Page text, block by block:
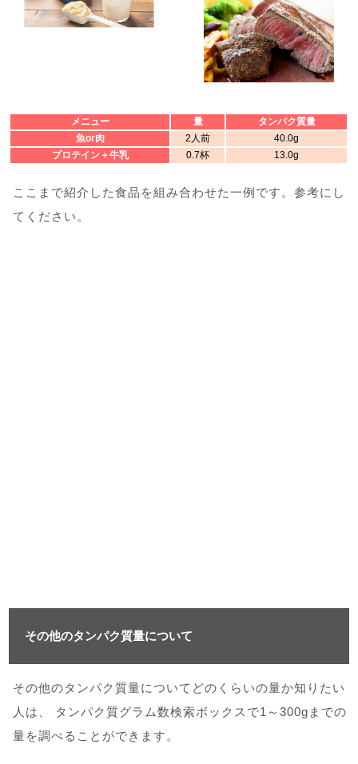
メニュー 量
タンパク質量
魚or肉
2人前
40.0g
プロテイン＋牛乳
0.7杯 13.0g
ここまで紹介した食品を組み合わせた一例です。参考にし
てください。
その他のタンパク質量について
その他のタンパク質量についてどのくらいの量か知りたい
人は、 タンパク質グラム数検索ボックスで1～300gまでの
量を調べることができます。